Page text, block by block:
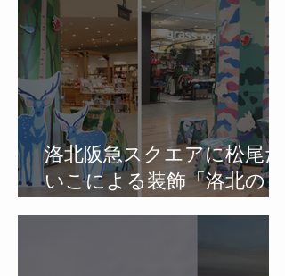
洛北阪急スクエアに松尾た
いこによる装飾「洛北の